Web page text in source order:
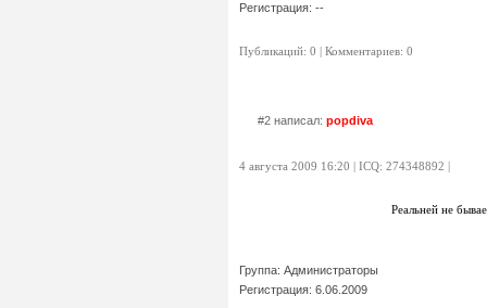
Регистрация: --
Публикаций: 0 | Комментариев: 0
#2 написал: popdiva
4 августа 2009 16:20 | ICQ: 274348892 |
Группа: Администраторы
Регистрация: 6.06.2009
Реальней не